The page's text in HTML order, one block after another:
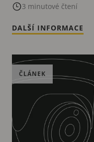
3 minutové čtení
DALŠÍ INFORMACE
ČLÁNEK